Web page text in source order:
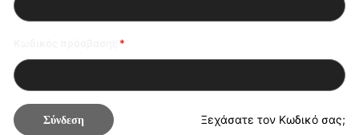
Σύνδεση Ξεχάσατε τον Κωδικό σας;